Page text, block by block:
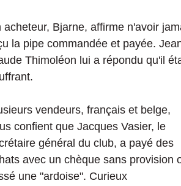
acheteur, Bjarne, affirme n'avoir
la pipe commandée et payée.
Thimoléon lui a répondu qu'il
vendeurs, français et belge,
confient que Jacques Vasier, le
général du club, a payé des
avec un chèque sans provision
une "ardoise". Curieux